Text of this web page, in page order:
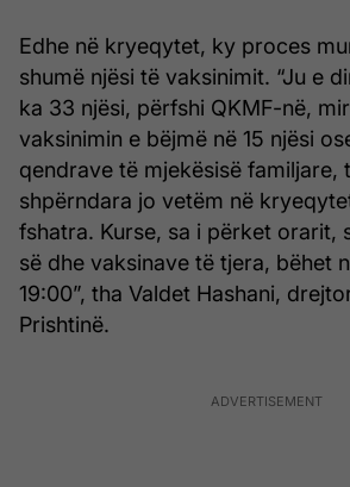
Edhe në kryeqytet, ky proces
shumë njësi të vaksinimit. “Ju e
ka 33 njësi, përfshi QKMF-në,
vaksinimin e bëjmë në 15 njësi
qendrave të mjekësisë familjare,
shpërndara jo vetëm në
fshatra. Kurse, sa i përket orarit,
së dhe vaksinave të tjera, bëhet
19:00”, tha Valdet Hashani,
Prishtinë.